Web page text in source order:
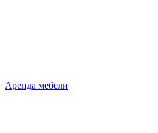
Аренда мебели